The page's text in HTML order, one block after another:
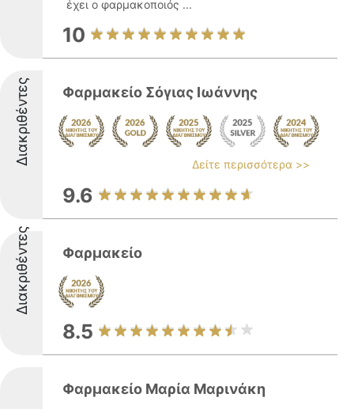
έχει ο φαρμακοποιός ...
10
Διακριθέντες Φαρμακείο Σόγιας Ιωάννης
Δείτε περισσότερα >>
9.6
Διακριθέντες Φαρμακείο
8.5
Φαρμακείο Μαρία Μαρινάκη